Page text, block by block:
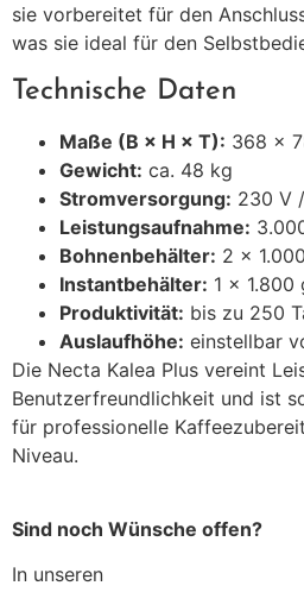
sie vorbereitet für den
was sie ideal für den
Technische Daten
Maße (B × H × T): 368 ×
Gewicht: ca. 48 kg
Stromversorgung: 230 V
Leistungsaufnahme:
Bohnenbehälter: 2 ×
Instantbehälter: 1 × 1.800
Produktivität: bis zu 250
Auslaufhöhe: einstellbar
Die Necta Kalea Plus vereint
Benutzerfreundlichkeit und ist
für professionelle
Niveau.
Sind noch Wünsche offen?
In unseren